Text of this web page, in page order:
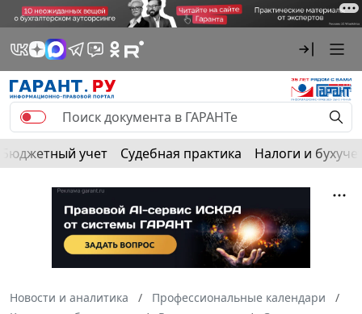
Бюджетный учет Судебная практика Налоги и
Новости и аналитика
Профессиональные календари